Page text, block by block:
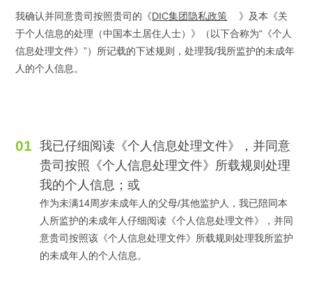
我确认并同意贵司按照贵司的《DIC集团隐私政策
》及本《关
于个人信息的处理（中国本土居住人士）》（以下合称为“《个人
信息处理文件》”）所记载的下述规则，处理我/我所监护的未成年
人的个人信息。
我已仔细阅读《个人信息处理文件》，并同意
贵司按照《个人信息处理文件》所载规则处理
我的个人信息；或
作为未满14周岁未成年人的父母/其他监护人，我已陪同本
人所监护的未成年人仔细阅读《个人信息处理文件》，并同
意贵司按照该《个人信息处理文件》所载规则处理我所监护
的未成年人的个人信息。